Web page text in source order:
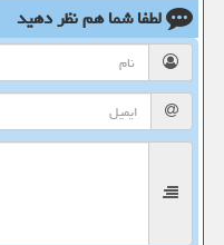
لطفا شما همنظر دهید